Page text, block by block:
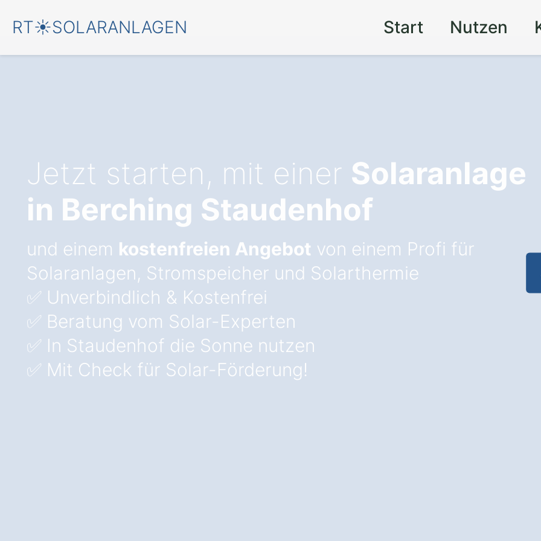
RT☀️SOLARANLAGEN Start Nutzen
Jetzt starten, mit einer Solaranlage
in Berching Staudenhof
und einem kostenfreien Angebot von einem Profi für
Solaranlagen, Stromspeicher und Solarthermie
✅ Unverbindlich & Kostenfrei
✅ Beratung vom Solar-Experten
✅ In Staudenhof die Sonne nutzen
✅ Mit Check für Solar-Förderung!